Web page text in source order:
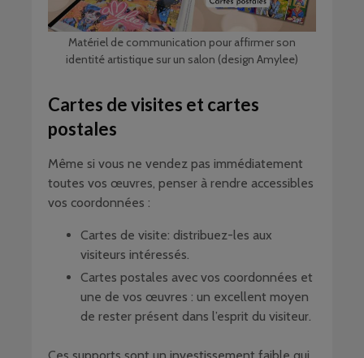
Matériel de communication pour affirmer son
identité artistique sur un salon (design Amylee)
Cartes de visites et cartes
postales
Même si vous ne vendez pas immédiatement
toutes vos œuvres, penser à rendre accessibles
vos coordonnées :
Cartes de visite: distribuez-les aux
visiteurs intéressés.
Cartes postales avec vos coordonnées et
une de vos œuvres : un excellent moyen
de rester présent dans l’esprit du visiteur.
Ces supports sont un investissement faible qui